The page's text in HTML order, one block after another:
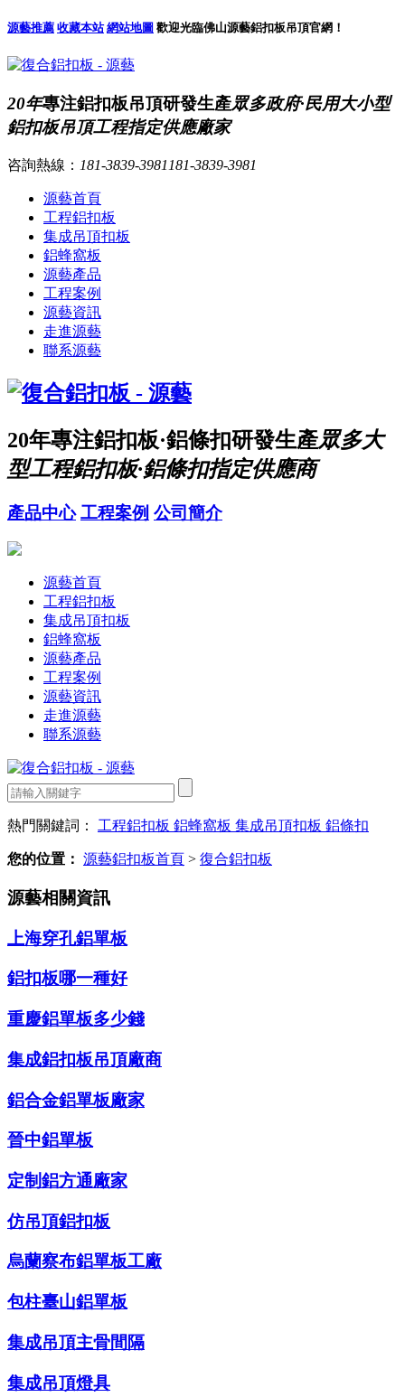
源藝推薦 收藏本站 網站地圖 歡迎光臨佛山源藝鋁扣板吊頂官網！
20年專注鋁扣板吊頂研發生產眾多政府·民用大小型
鋁扣板吊頂工程指定供應廠家
咨詢熱線： 181-3839-3981 181-3839-3981
源藝首頁
工程鋁扣板
集成吊頂扣板
鋁蜂窩板
源藝產品
工程案例
源藝資訊
走進源藝
聯系源藝
20年專注鋁扣板·鋁條扣研發生產眾多大
型工程鋁扣板·鋁條扣指定供應商
產品中心 工程案例 公司簡介
源藝首頁
工程鋁扣板
集成吊頂扣板
鋁蜂窩板
源藝產品
工程案例
源藝資訊
走進源藝
聯系源藝
熱門關鍵詞： 工程鋁扣板 鋁蜂窩板 集成吊頂扣板 鋁條扣
您的位置： 源藝鋁扣板首頁 > 復合鋁扣板
源藝相關資訊
上海穿孔鋁單板
鋁扣板哪一種好
重慶鋁單板多少錢
集成鋁扣板吊頂廠商
鋁合金鋁單板廠家
晉中鋁單板
定制鋁方通廠家
仿吊頂鋁扣板
烏蘭察布鋁單板工廠
包柱臺山鋁單板
集成吊頂主骨間隔
集成吊頂燈具